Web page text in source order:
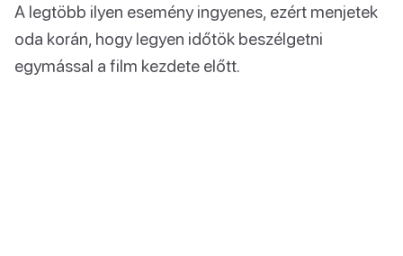
A legtöbb ilyen esemény ingyenes, ezért menjetek
oda korán, hogy legyen időtök beszélgetni
egymással a film kezdete előtt.